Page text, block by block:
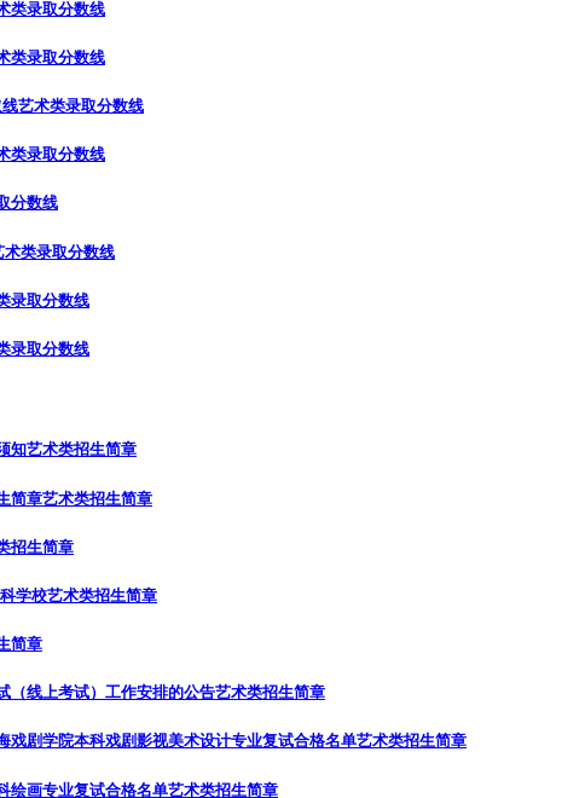
类录取分数线
类录取分数线
艺术类录取分数线
类录取分数线
分数线
术类录取分数线
录取分数线
录取分数线
知艺术类招生简章
简章艺术类招生简章
招生简章
学校艺术类招生简章
简章
（线上考试）工作安排的公告艺术类招生简章
戏剧学院本科戏剧影视美术设计专业复试合格名单艺术类招生简章
绘画专业复试合格名单艺术类招生简章